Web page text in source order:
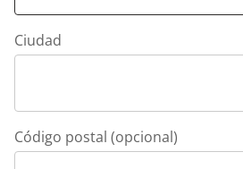
Ciudad
Código postal (opcional)